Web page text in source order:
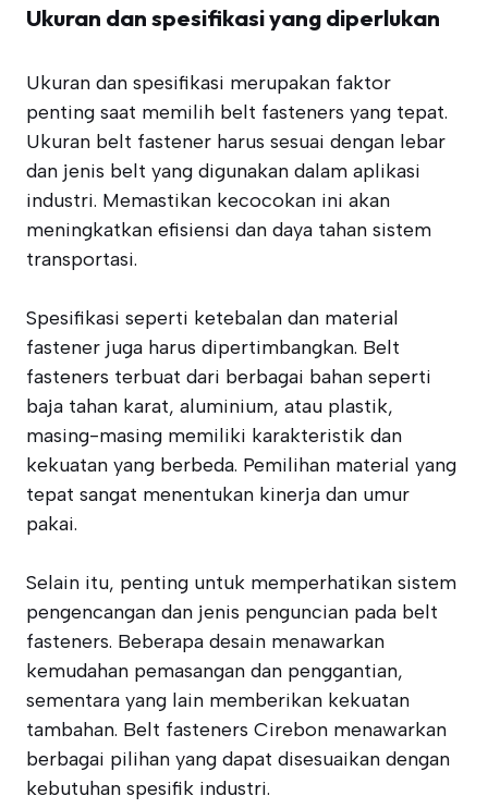
Ukuran dan spesifikasi yang diperlukan
Ukuran dan spesifikasi merupakan faktor
penting saat memilih belt fasteners yang tepat.
Ukuran belt fastener harus sesuai dengan lebar
dan jenis belt yang digunakan dalam aplikasi
industri. Memastikan kecocokan ini akan
meningkatkan efisiensi dan daya tahan sistem
transportasi.
Spesifikasi seperti ketebalan dan material
fastener juga harus dipertimbangkan. Belt
fasteners terbuat dari berbagai bahan seperti
baja tahan karat, aluminium, atau plastik,
masing-masing memiliki karakteristik dan
kekuatan yang berbeda. Pemilihan material yang
tepat sangat menentukan kinerja dan umur
pakai.
Selain itu, penting untuk memperhatikan sistem
pengencangan dan jenis penguncian pada belt
fasteners. Beberapa desain menawarkan
kemudahan pemasangan dan penggantian,
sementara yang lain memberikan kekuatan
tambahan. Belt fasteners Cirebon menawarkan
berbagai pilihan yang dapat disesuaikan dengan
kebutuhan spesifik industri.